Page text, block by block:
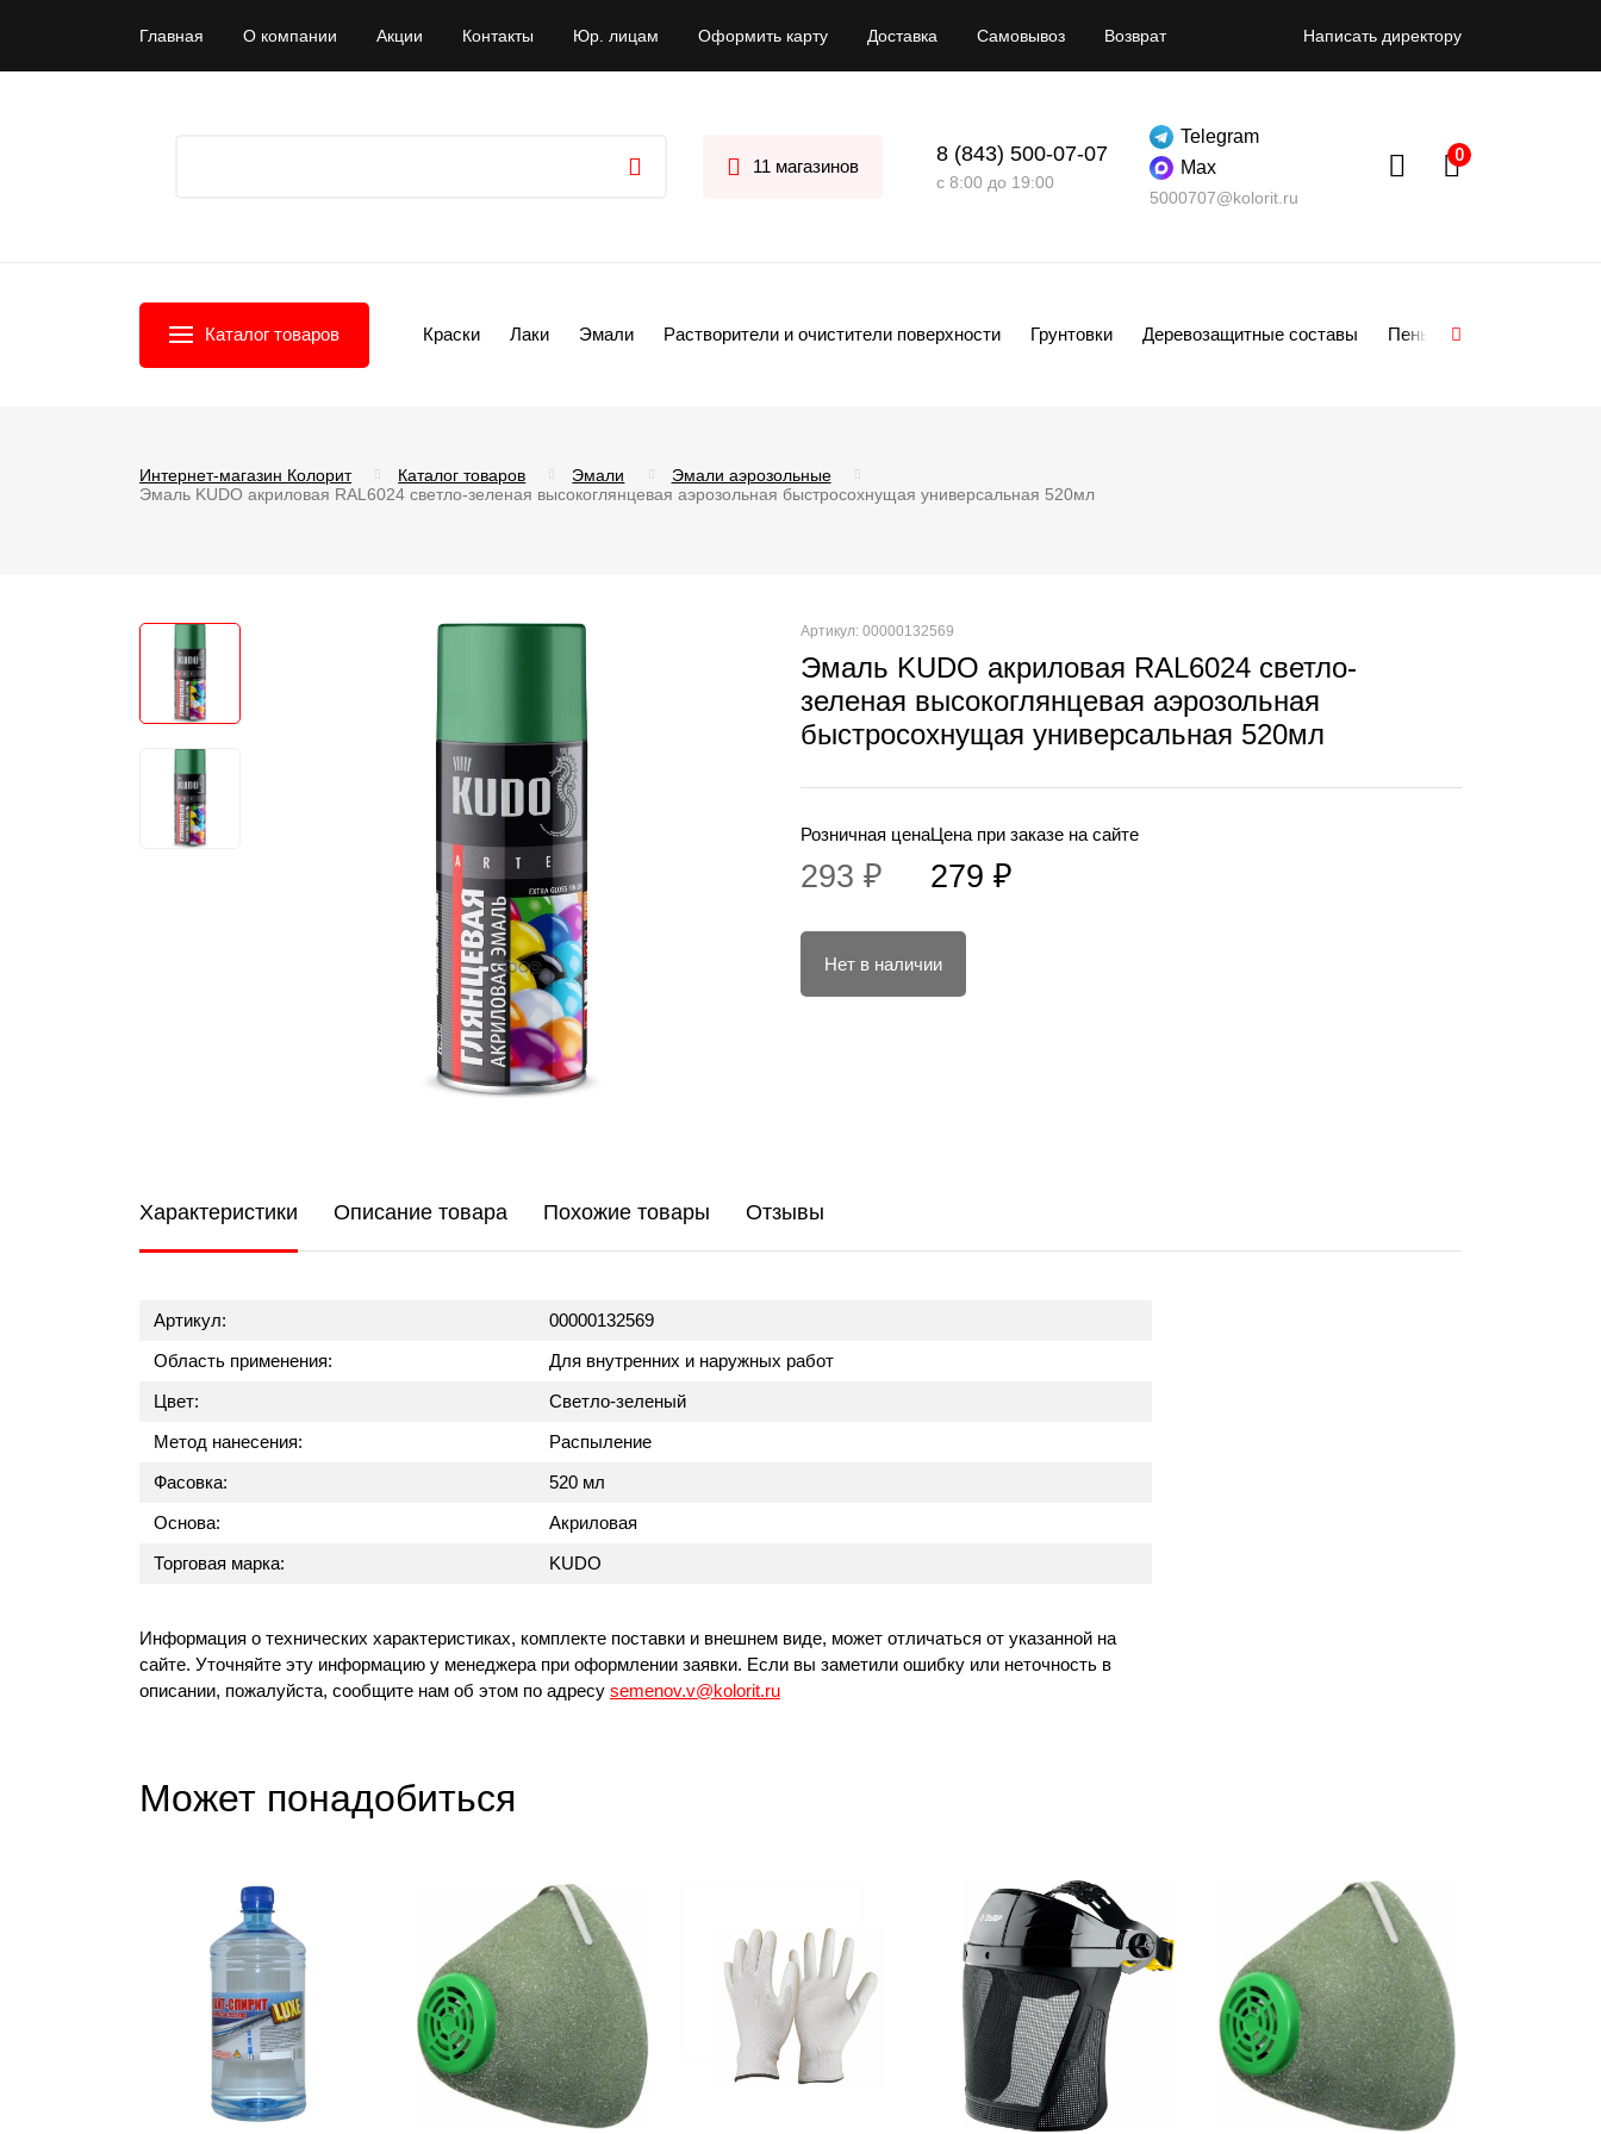
Главная О компании Акции Контакты Юр. лицам Оформить карту Доставка Самовывоз Возврат Написать директору
11 магазинов
8 (843) 500-07-07
с 8:00 до 19:00
Telegram
Max
5000707@kolorit.ru
Каталог товаров Краски Лаки Эмали Растворители и очистители поверхности Грунтовки Деревозащитные составы Пены
Интернет-магазин Колорит Каталог товаров Эмали
Эмали аэрозольные
Эмаль KUDO акриловая RAL6024 светло-зеленая высокоглянцевая аэрозольная быстросохнущая универсальная 520мл
Артикул: 00000132569
Эмаль KUDO акриловая RAL6024 светло-
зеленая высокоглянцевая аэрозольная
быстросохнущая универсальная 520мл
Розничная цена
293 ₽
Цена при заказе на сайте
279 ₽
Нет в наличии
Характеристики Описание товара Похожие товары Отзывы
Артикул:
00000132569
Область применения:
Для внутренних и наружных работ
Цвет:
Светло-зеленый
Метод нанесения:
Распыление
Фасовка:
520 мл
Основа:
Акриловая
Торговая марка:
KUDO
Информация о технических характеристиках, комплекте поставки и внешнем виде, может отличаться от указанной на
сайте. Уточняйте эту информацию у менеджера при оформлении заявки. Если вы заметили ошибку или неточность в
описании, пожалуйста, сообщите нам об этом по адресу semenov.v@kolorit.ru
Может понадобиться